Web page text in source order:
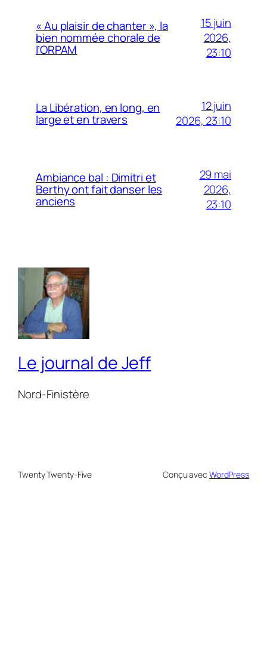
« Au plaisir de chanter », la
bien nommée chorale de
l’ORPAM
15 juin
2026,
23:10
La Libération, en long, en
large et en travers
12 juin
2026, 23:10
Ambiance bal : Dimitri et
Berthy ont fait danser les
anciens
29 mai
2026,
23:10
Le journal de Jeff
Nord-Finistère
Twenty Twenty-Five Conçu avec WordPress